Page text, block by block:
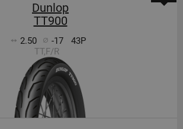
Dunlop
TT900
2.50 -17
43P
TT,F/R